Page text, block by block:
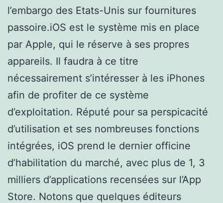
l’embargo des Etats-Unis sur fournitures
passoire.iOS est le système mis en place
par Apple, qui le réserve à ses propres
appareils. Il faudra à ce titre
nécessairement s’intéresser à les iPhones
afin de profiter de ce système
d’exploitation. Réputé pour sa perspicacité
d’utilisation et ses nombreuses fonctions
intégrées, iOS prend le dernier officine
d’habilitation du marché, avec plus de 1, 3
milliers d’applications recensées sur l’App
Store. Notons que quelques éditeurs